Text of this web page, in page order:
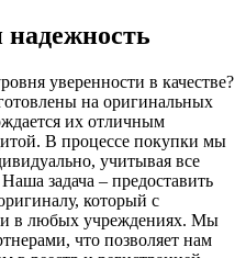
надежность
уверенности в качестве?
на оригинальных
их отличным
В процессе покупки мы
учитывая все
задача – предоставить
который с
в любых учреждениях. Мы
что позволяет нам